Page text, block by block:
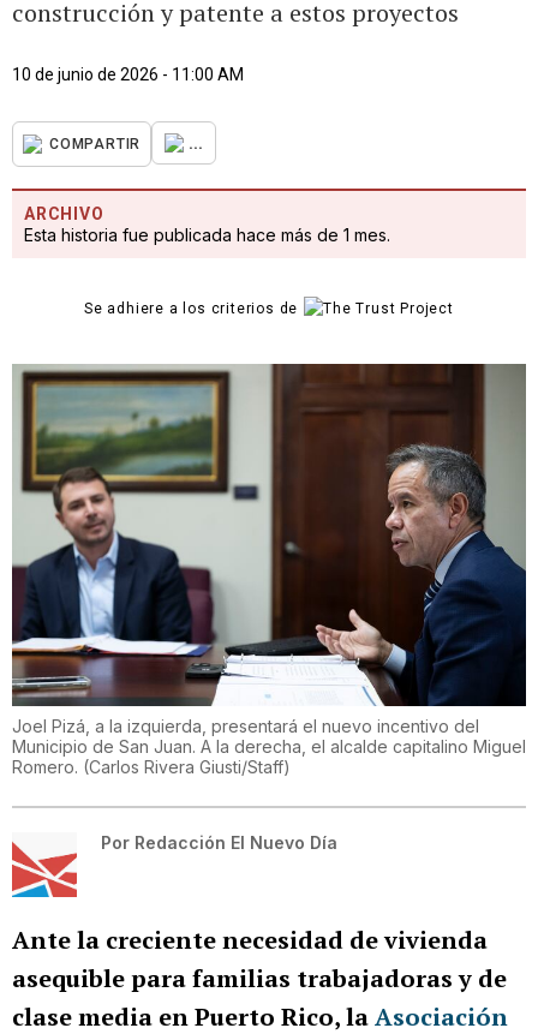
construcción y patente a estos proyectos
10 de junio de 2026 - 11:00 AM
COMPARTIR ...
ARCHIVO
Esta historia fue publicada hace más de 1 mes.
Se adhiere a los criterios de
Joel Pizá, a la izquierda, presentará el nuevo incentivo del
Municipio de San Juan. A la derecha, el alcalde capitalino Miguel
Romero. (Carlos Rivera Giusti/Staff)
Por Redacción El Nuevo Día
Ante la creciente necesidad de vivienda
asequible para familias trabajadoras y de
clase media en Puerto Rico, laAsociación